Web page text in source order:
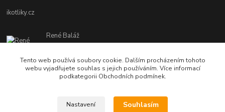
ikotliky.cz
René Baláž
Eshop: +421 902 212 007
od 8:00 - do 16:00 hod
info@ikotliky.cz
Tento web používá soubory cookie. Dalším procházením tohoto
webu vyjadřujete souhlas s jejich používáním. Více informací
podkategorii Obchodních podmínek.
Nastavení Souhlasím